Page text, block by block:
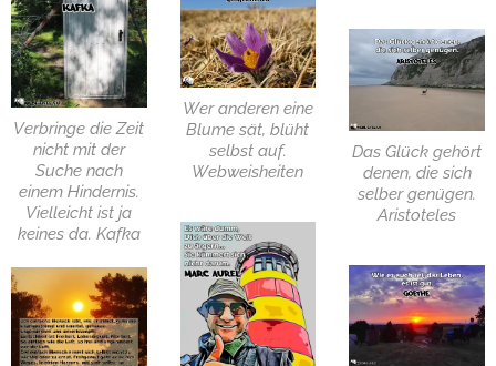
Verbringe die Zeit
nicht mit der
Suche nach
einem Hindernis.
Vielleicht ist ja
keines da. Kafka
Wer anderen eine
Blume sät, blüht
selbst auf.
Webweisheiten
Das Glück gehört
denen, die sich
selber genügen.
Aristoteles